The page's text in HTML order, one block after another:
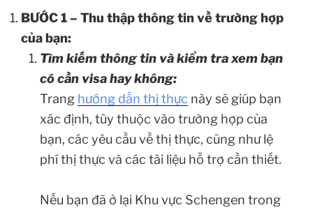
BƯỚC 1 – Thu thập thông tin về trường hợp
của bạn:
Tìm kiếm thông tin và kiểm tra xem bạn
có cần visa hay không:
Trang hướng dẫn thị thực này sẽ giúp bạn
xác định, tùy thuộc vào trường hợp của
bạn, các yêu cầu về thị thực, cũng như lệ
phí thị thực và các tài liệu hỗ trợ cần thiết.
Nếu bạn đã ở lại Khu vực Schengen trong